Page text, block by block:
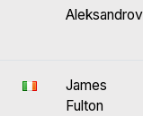
Aleksandrov
James
Fulton